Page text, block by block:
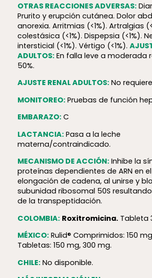
OTRAS REACCIONES ADVERSAS:
Prurito y erupción cutánea. Dolor
anorexia. Arritmias (<1%). Artralgias
colestásica (<1%). Dispepsia (<1%).
intersticial (<1%). Vértigo (<1%).
ADULTOS:En falla leve a moderada
50%.
AJUSTE RENAL ADULTOS:No
MONITOREO:Pruebas de función
EMBARAZO:C
LACTANCIA:Pasa a la leche
materna/contraindicado.
MECANISMO DE ACCIÓN:Inhibe la
proteínas dependientes de ARN en
elongación de cadena, al unirse y
subunidad ribosomal 50S
de la transpeptidación.
COLOMBIA: Roxitromicina.Tableta
MÉXICO:Rulid® Comprimidos: 150
Tabletas: 150 mg, 300 mg.
CHILE:No disponible.